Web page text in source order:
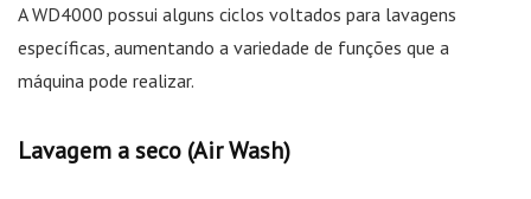
A WD4000 possui alguns ciclos voltados para lavagens
específicas, aumentando a variedade de funções que a
máquina pode realizar.
Lavagem a seco (Air Wash)